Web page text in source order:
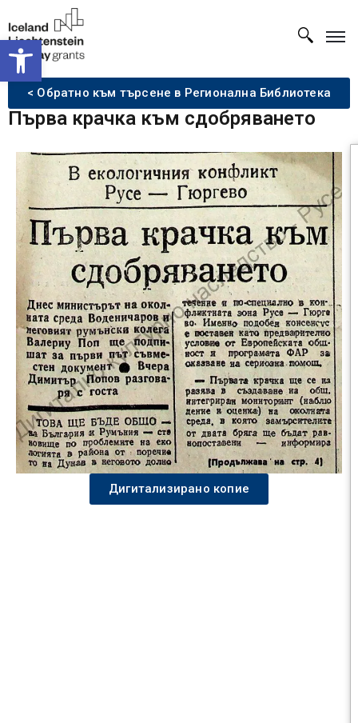
Open toolbar
< Обратно към търсене в Регионална Библиотека
Първа крачка към сдобряването
Дигитализирано копие